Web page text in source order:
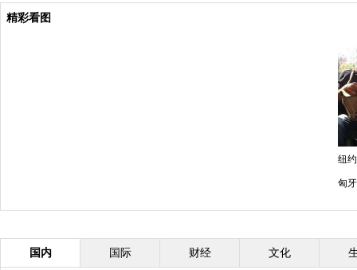
精彩看图
纽
匈
国内 国际 财经 文化